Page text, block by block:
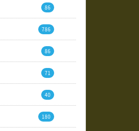
86
786
86
71
40
180